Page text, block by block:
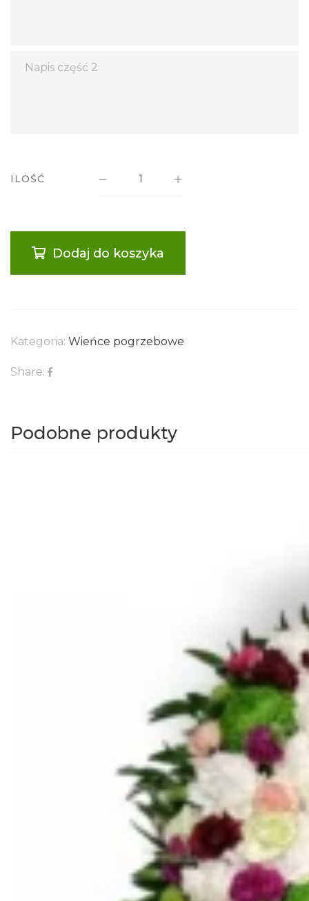
ILOŚĆ
Dodaj do koszyka
Kategoria: Wieńce pogrzebowe
Share:
Podobne produkty